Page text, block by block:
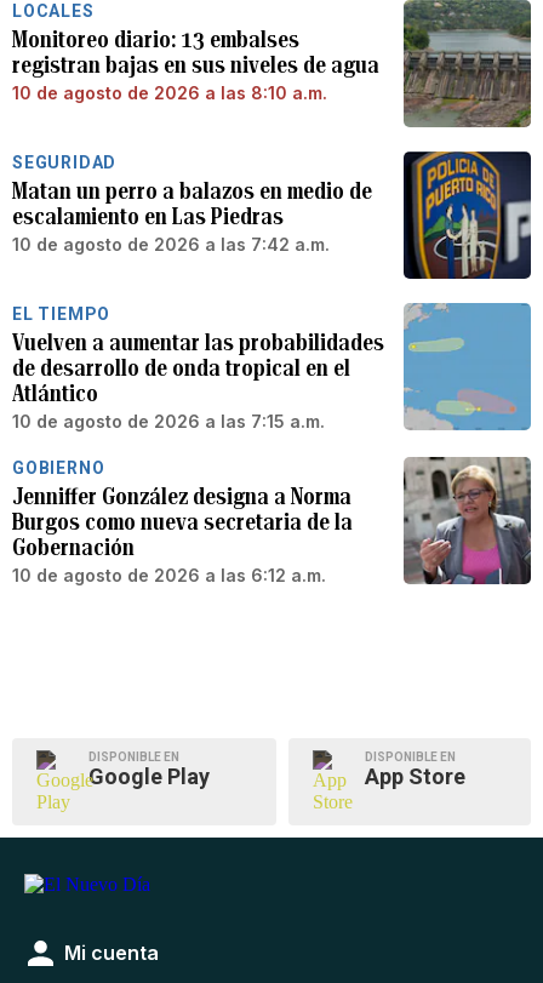
LOCALES
Monitoreo diario: 13 embalses
registran bajas en sus niveles de agua
10 de agosto de 2026 a las 8:10 a.m.
SEGURIDAD
Matan un perro a balazos en medio de
escalamiento en Las Piedras
10 de agosto de 2026 a las 7:42 a.m.
EL TIEMPO
Vuelven a aumentar las probabilidades
de desarrollo de onda tropical en el
Atlántico
10 de agosto de 2026 a las 7:15 a.m.
GOBIERNO
Jenniffer González designa a Norma
Burgos como nueva secretaria de la
Gobernación
10 de agosto de 2026 a las 6:12 a.m.
DISPONIBLE EN
Google Play
DISPONIBLE EN
App Store
Mi cuenta